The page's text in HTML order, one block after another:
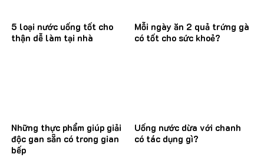
5 loại nước uống tốt cho
thận dễ làm tại nhà
Mỗi ngày ăn 2 quả trứng gà
có tốt cho sức khoẻ?
Những thực phẩm giúp giải
độc gan sẵn có trong gian
bếp
Uống nước dừa với chanh
có tác dụng gì?